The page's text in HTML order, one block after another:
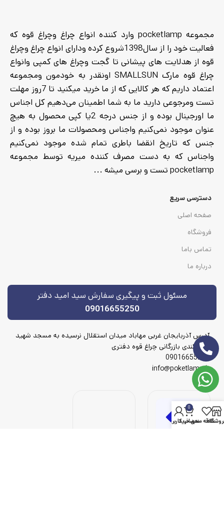
مجموعه pocketlamp وارد کننده انواع چراغ وچراغ قوه که
فعالیت خود را از سال1398شروع کرده ودارای انواع چراغ وچراغ
قوه از هدلایت های پیشانی تا گجت وچراغ های کمپی وانواع
چراغ قوه مارک SMALLSUN اونقدر به خودمون ومجموعه
اعتماد داریم که هر کالایی که از ما خرید میکنید تا 7روز مهلت
تست ومرجوعی دارید ما به شما اطمینان می‌دهیم کل اجناس
ما اورجینال بوده و از جنس درجه 2یا کپی محصول به هیچ
عنوان موجود نمی‌کنیم واجناس ومحصولات ما بروز بوده و از
جنس که تاریخ انقضا باطری تمام شده موجود نمی‌کنیم
واجناس که به دست مصرف کننده میریه توسط مجموعه
pocketlamp تست و برسی میشه ...
دسترسی سریع
صفحه اصلی
فروشگاه
تماس باما
درباره ما
مسئول ثبت و پیگیری سفارش سید امید دفتر
09016655250
آدرس آذربایجان غربی مهاباد میدان استقلال نرسیده به مسجد شهید
شهریکندی بازرگانی چراغ قوه دفتری
09016655250
info@poketlamp.ir
علاقه مندی
0
سبد خرید
حساب کاربری من